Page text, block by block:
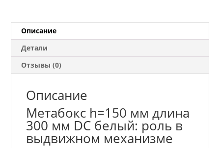
белый
Описание
Детали
Отзывы (0)
Описание
Метабокс h=150 мм длина
300 мм DC белый: роль в
выдвижном механизме